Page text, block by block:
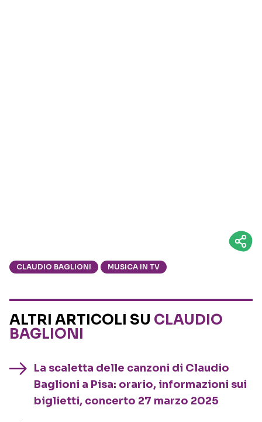
CLAUDIO BAGLIONI MUSICA IN TV
ALTRI ARTICOLI SU CLAUDIO
BAGLIONI
La scaletta delle canzoni di Claudio
Baglioni a Pisa: orario, informazioni sui
biglietti, concerto 27 marzo 2025